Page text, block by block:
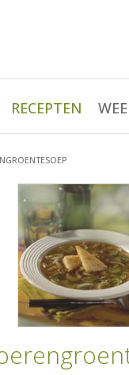
RECEPTEN